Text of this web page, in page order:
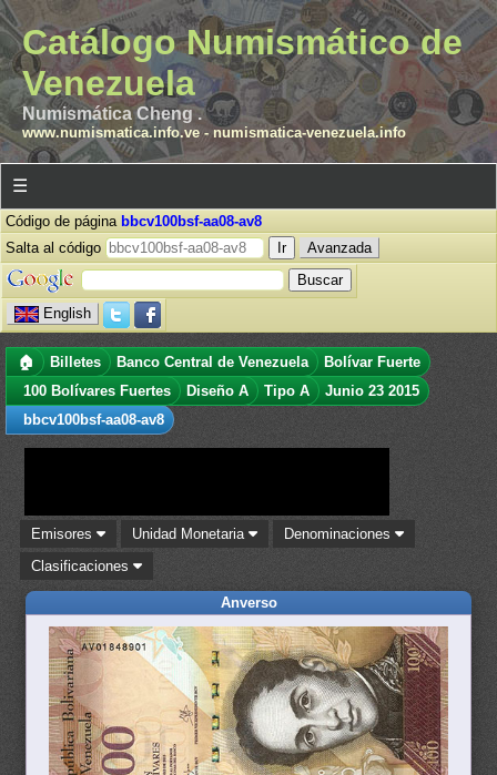
Catálogo Numismático de
Venezuela
Numismática Cheng .
www.numismatica.info.ve- numismatica-venezuela.info
☰
Código de página bbcv100bsf-aa08-av8
Salta al código
Avanzada
English
🏠 Billetes Banco Central de Venezuela
Bolívar Fuerte
100 Bolívares Fuertes
Diseño A Tipo A
Junio 23 2015
bbcv100bsf-aa08-av8
Emisores Unidad Monetaria
Denominaciones
Clasificaciones
Anverso